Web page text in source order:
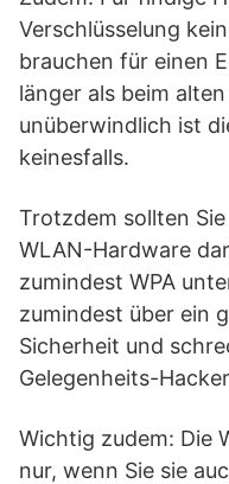
Verschlüsselung
brauchen für einen
länger als beim
unüberwindlich ist
keinesfalls.
Trotzdem sollten
WLAN-Hardware
zumindest WPA
zumindest über ein
Sicherheit und
Gelegenheits-
Wichtig zudem: Die
nur, wenn Sie sie